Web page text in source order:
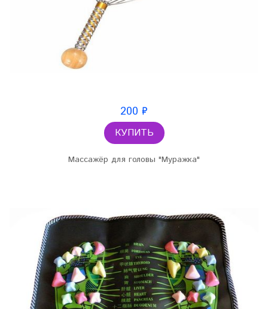
200 ₽
КУПИТЬ
Массажёр для головы "Муражка"